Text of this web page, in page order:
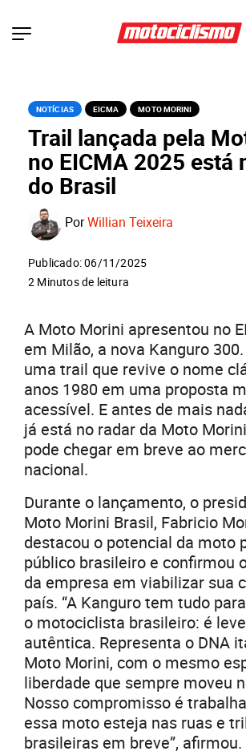
NOTÍCIAS EICMA MOTO MORINI
Trail lançada pela
no EICMA 2025 está
do Brasil
PorWillian Teixeira
Publicado: 06/11/2025
2 Minutos de leitura
A Moto Morini apresentou no
em Milão, a nova Kanguro
uma trail que revive o nome
anos 1980 em uma proposta
acessível. E antes de mais
já está no radar da Moto
pode chegar em breve ao
nacional.
Durante o lançamento, o
Moto Morini Brasil, Fabricio
destacou o potencial da moto
público brasileiro e confirmou
da empresa em viabilizar sua
país. “A Kanguro tem tudo
o motociclista brasileiro: é
autêntica. Representa o DNA
Moto Morini, com o mesmo
liberdade que sempre moveu
Nosso compromisso é
essa moto esteja nas ruas e
brasileiras em breve”, afirmou.